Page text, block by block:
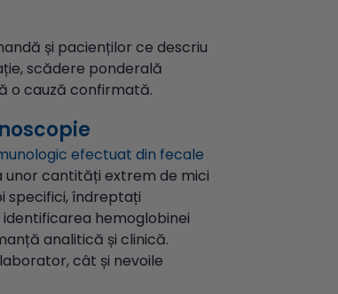
și pacienților ce descriu
scădere ponderală
o cauză confirmată.
efectuat din fecale
unor cantități extrem de mici
specifici, îndreptați
hemoglobinei
analitică și clinică.
cât și nevoile